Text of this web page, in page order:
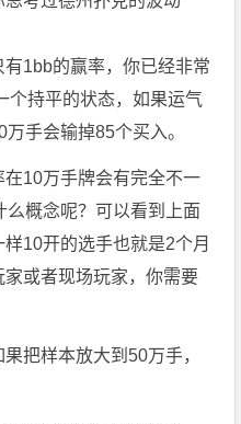
1bb的赢率，你已经非常
个持平的状态，如果运气
手会输掉85个买入。
10万手牌会有完全不一
概念呢？可以看到上面
10开的选手也就是2个月
或者现场玩家，你需要
把样本放大到50万手，